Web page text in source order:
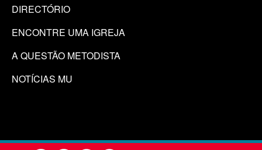
DIRECTÓRIO
ENCONTRE UMA IGREJA
A QUESTÃO METODISTA
NOTÍCIAS MU